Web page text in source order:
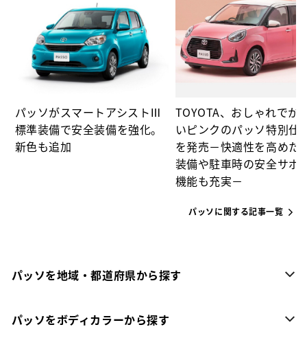
パッソがスマートアシストⅢ
標準装備で安全装備を強化。
新色も追加
TOYOTA、おしゃれでか
いピンクのパッソ特別仕
を発売－快適性を高めた
装備や駐車時の安全サポ
機能も充実－
パッソに関する記事一覧
パッソを地域・都道府県から探す
パッソをボディカラーから探す